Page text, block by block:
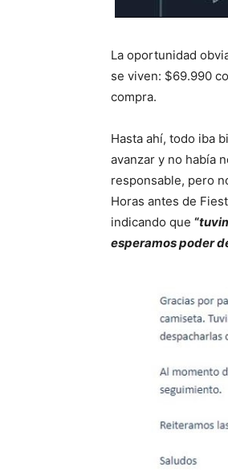
La oportunidad
se viven: $69.990
compra.
Hasta ahí, todo iba
avanzar y no había
responsable, pero
Horas antes de
indicando que “
esperamos poder